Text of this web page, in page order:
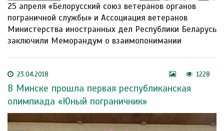
25 апреля «Белорусский союз ветеранов органов
пограничной службы» и Ассоциация ветеранов
Министерства иностранных дел Республики Беларусь
заключили Меморандум о взаимопонимании
23.04.2018 1228
В Минске прошла первая республиканская
олимпиада «Юный пограничник»